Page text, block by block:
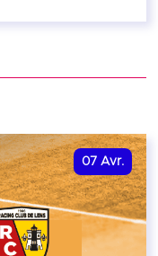
07 Avr.